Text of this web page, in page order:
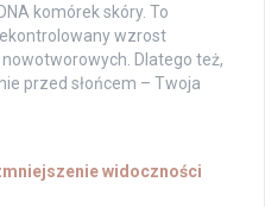
komórek skóry. To
wzrost
Dlatego też,
przed słońcem – Twoja
widoczności